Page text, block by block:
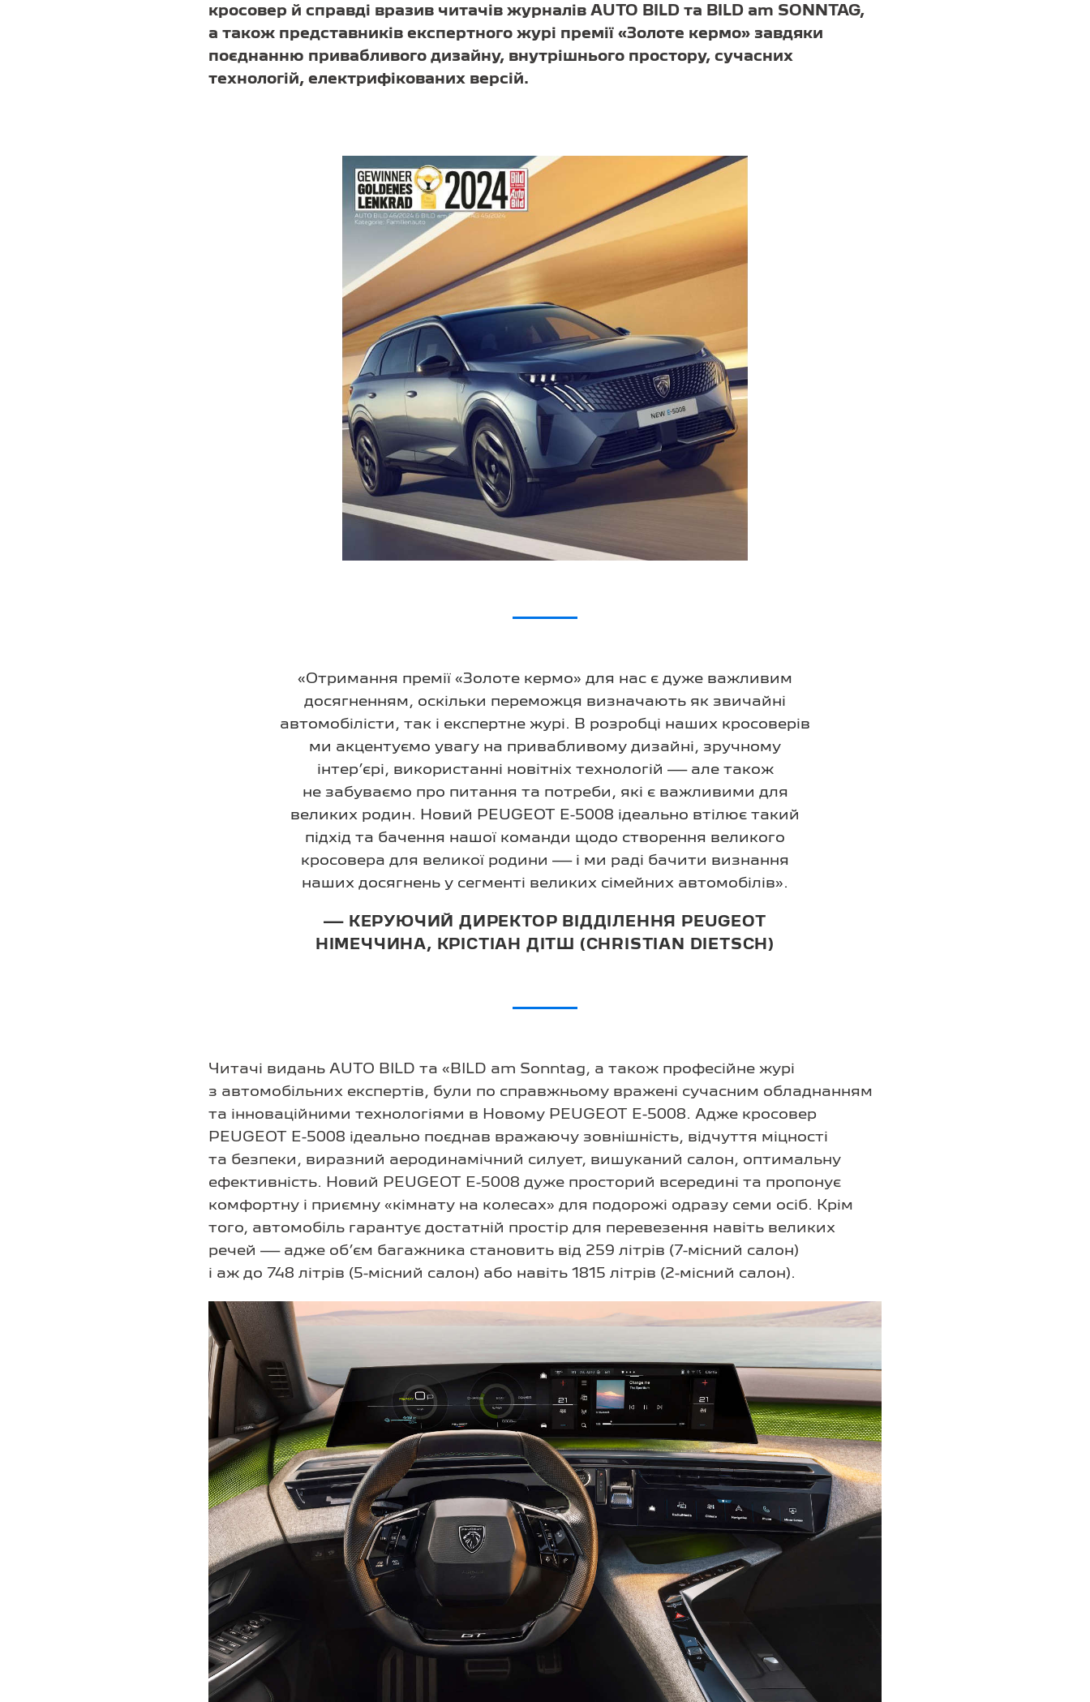
кросовер й справді вразив читачів журналів AUTO BILD та BILD am SONNTAG,
а також представників експертного журі премії «Золоте кермо» завдяки
поєднанню привабливого дизайну, внутрішнього простору, сучасних
технологій, електрифікованих версій.
«Отримання премії «Золоте кермо» для нас є дуже важливим
досягненням, оскільки переможця визначають як звичайні
автомобілісти, так і експертне журі. В розробці наших кросоверів
ми акцентуємо увагу на привабливому дизайні, зручному
інтер’єрі, використанні новітніх технологій — але також
не забуваємо про питання та потреби, які є важливими для
великих родин. Новий PEUGEOT E-5008 ідеально втілює такий
підхід та бачення нашої команди щодо створення великого
кросовера для великої родини — і ми раді бачити визнання
наших досягнень у сегменті великих сімейних автомобілів».
— КЕРУЮЧИЙ ДИРЕКТОР ВІДДІЛЕННЯ PEUGEOT
НІМЕЧЧИНА, КРІСТІАН ДІТШ (CHRISTIAN DIETSCH)
Читачі видань AUTO BILD та «BILD am Sonntag, а також професійне журі
з автомобільних експертів, були по справжньому вражені сучасним обладнанням
та інноваційними технологіями в Новому PEUGEOT E-5008. Адже кросовер
PEUGEOT E-5008 ідеально поєднав вражаючу зовнішність, відчуття міцності
та безпеки, виразний аеродинамічний силует, вишуканий салон, оптимальну
ефективність. Новий PEUGEOT E-5008 дуже просторий всередині та пропонує
комфортну і приємну «кімнату на колесах» для подорожі одразу семи осіб. Крім
того, автомобіль гарантує достатній простір для перевезення навіть великих
речей — адже об’єм багажника становить від 259 літрів (7-місний салон)
і аж до 748 літрів (5-місний салон) або навіть 1815 літрів (2-місний салон).